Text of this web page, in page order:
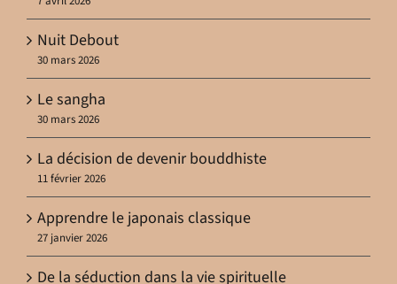
Nuit Debout
30 mars 2026
Le sangha
30 mars 2026
La décision de devenir bouddhiste
11 février 2026
Apprendre le japonais classique
27 janvier 2026
De la séduction dans la vie spirituelle